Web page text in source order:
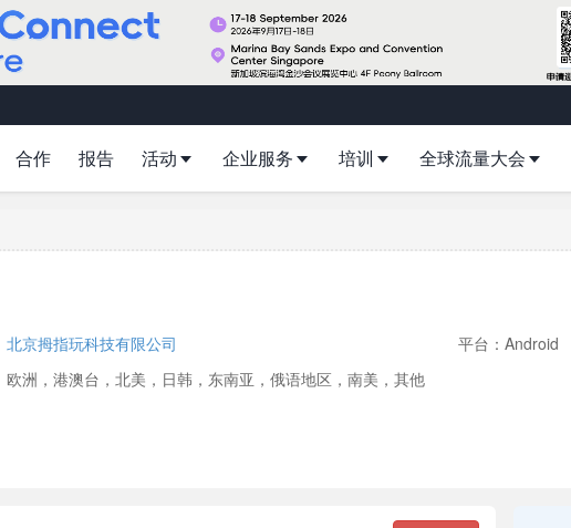
合作 报告 活动 企业服务 培训 全球流量大会
北京拇指玩科技有限公司
欧洲，港澳台，北美，日韩，东南亚，俄语地区，南美，其他
平台：Android